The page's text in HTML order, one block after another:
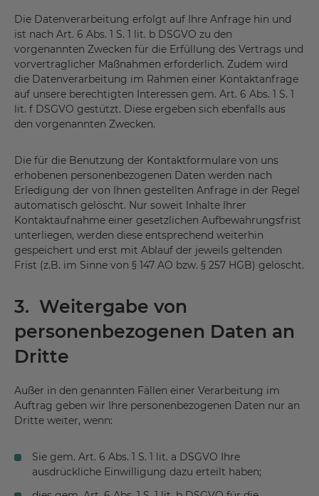
Die Datenverarbeitung erfolgt auf Ihre Anfrage hin und
ist nach Art. 6 Abs. 1 S. 1 lit. b DSGVO zu den
vorgenannten Zwecken für die Erfüllung des Vertrags und
vorvertraglicher Maßnahmen erforderlich. Zudem wird
die Datenverarbeitung im Rahmen einer Kontaktanfrage
auf unsere berechtigten Interessen gem. Art. 6 Abs. 1 S. 1
lit. f DSGVO gestützt. Diese ergeben sich ebenfalls aus
den vorgenannten Zwecken.
Die für die Benutzung der Kontaktformulare von uns
erhobenen personenbezogenen Daten werden nach
Erledigung der von Ihnen gestellten Anfrage in der Regel
automatisch gelöscht. Nur soweit Inhalte Ihrer
Kontaktaufnahme einer gesetzlichen Aufbewahrungsfrist
unterliegen, werden diese entsprechend weiterhin
gespeichert und erst mit Ablauf der jeweils geltenden
Frist (z.B. im Sinne von § 147 AO bzw. § 257 HGB) gelöscht.
3. Weitergabe von
personenbezogenen Daten an
Dritte
Außer in den genannten Fällen einer Verarbeitung im
Auftrag geben wir Ihre personenbezogenen Daten nur an
Dritte weiter, wenn:
Sie gem. Art. 6 Abs. 1 S. 1 lit. a DSGVO Ihre
ausdrückliche Einwilligung dazu erteilt haben;